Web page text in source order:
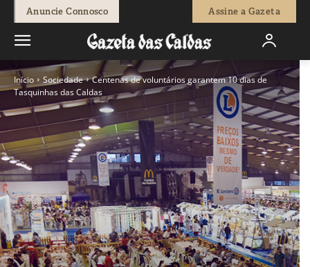
Anuncie Connosco Assine a Gazeta
Início Sociedade
Centenas de voluntários garantem 10 dias de
Tasquinhas das Caldas